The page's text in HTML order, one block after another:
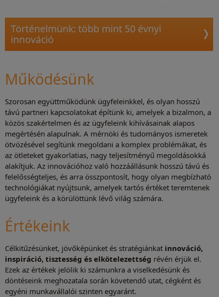
Történelmünk: több mint 50 évnyi
innováció
Működésünk
Szorosan együttműködünk ügyfeleinkkel, és olyan hosszú
távú partneri kapcsolatokat építünk ki, amelyek a bizalmon, a
közös szakértelmen és az ügyfeleink kihívásainak alapos
megértésén alapulnak. A mérnöki és tudományos ismeretek
ötvözésével segítünk megoldani a komplex problémákat, és
az ötleteket gyakorlatias, nagy teljesítményű megoldásokká
alakítjuk. Az innovációhoz való hozzáállásunk hosszú távú és
felelősségteljes, és arra összpontosít, hogy olyan megbízható
technológiákat nyújtsunk, amelyek tartós értéket teremtenek
ügyfeleink és a körülöttünk lévő világ számára.
Értékeink
Célkitűzésünket, jövőképünket és stratégiánkat innováció,
inspiráció, tisztesség és elkötelezettség révén érjük el.
Ezek az értékek jelölik ki számunkra a viselkedésünk és
döntéseink meghozatala során követendő utat, cégként és
egyéni munkavállalói szinten egyaránt.